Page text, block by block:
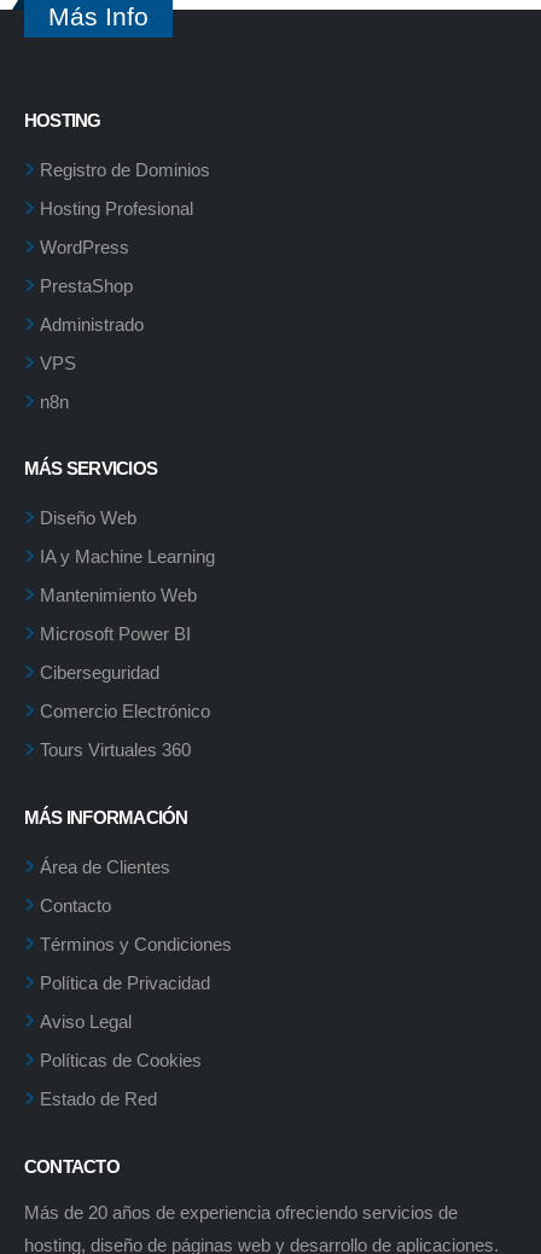
Más Info
HOSTING
Registro de Dominios
Hosting Profesional
WordPress
PrestaShop
Administrado
VPS
n8n
MÁS SERVICIOS
Diseño Web
IA y Machine Learning
Mantenimiento Web
Microsoft Power BI
Ciberseguridad
Comercio Electrónico
Tours Virtuales 360
MÁS INFORMACIÓN
Área de Clientes
Contacto
Términos y Condiciones
Política de Privacidad
Aviso Legal
Políticas de Cookies
Estado de Red
CONTACTO
Más de 20 años de experiencia ofreciendo servicios de
hosting, diseño de páginas web y desarrollo de aplicaciones.